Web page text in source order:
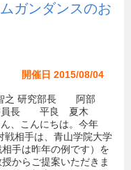
ガンダンスのお
開催日 2015/08/04
之 研究部長 阿部
委員長 平良 夏木
、こんにちは。今年
戦相手は、青山学院大学
手は昨年の例です）を
からご提案いただきま